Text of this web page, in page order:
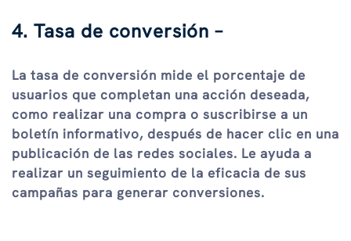
4. Tasa de conversión –
La tasa de conversión mide el porcentaje de
usuarios que completan una acción deseada,
como realizar una compra o suscribirse a un
boletín informativo, después de hacer clic en una
publicación de las redes sociales. Le ayuda a
realizar un seguimiento de la eficacia de sus
campañas para generar conversiones.